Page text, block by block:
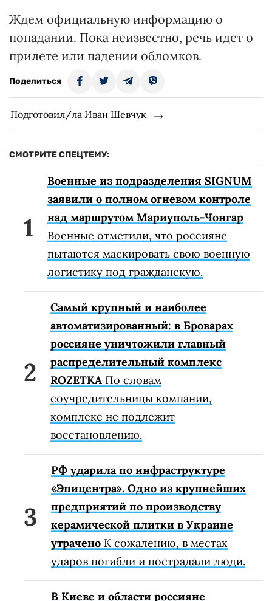
Ждем официальную информацию о
попадании. Пока неизвестно, речь идет о
прилете или падении обломков.
Поделиться
Подготовил/ла Иван Шевчук
СМОТРИТЕ СПЕЦТЕМУ:
Военные из подразделения SIGNUM
заявили о полном огневом контроле
над маршрутом Мариуполь-Чонгар
Военные отметили, что россияне
пытаются маскировать свою военную
логистику под гражданскую.
Самый крупный и наиболее
автоматизированный: в Броварах
россияне уничтожили главный
распределительный комплекс
ROZETKA По словам
соучредительницы компании,
комплекс не подлежит
восстановлению.
РФ ударила по инфраструктуре
«Эпицентра». Одно из крупнейших
предприятий по производству
керамической плитки в Украине
утрачено К сожалению, в местах
ударов погибли и пострадали люди.
В Киеве и области россияне